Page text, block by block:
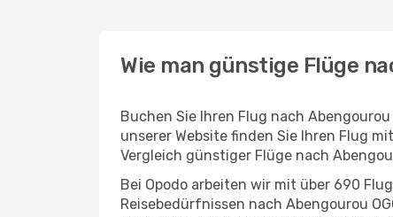
Wie man günstige Flüge
Buchen Sie Ihren Flug nach
unserer Website finden Sie Ihren Flug
Vergleich günstiger Flüge nach
Bei Opodo arbeiten wir mit über 690
Reisebedürfnissen nach Abengourou